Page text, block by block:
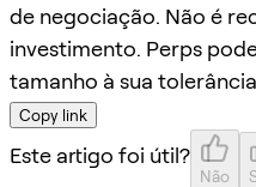
de negociação. Não é
investimento. Perps
tamanho à sua
Copy link
Este artigo foi útil?
Não